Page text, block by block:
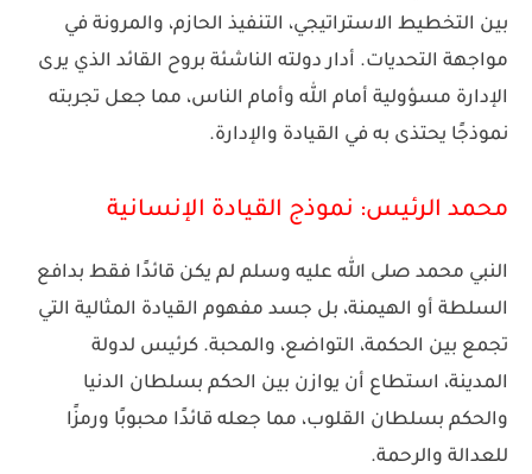
بين التخطيط الاستراتيجي، التنفيذ الحازم، والمرونة في
مواجهة التحديات. أدار دولته الناشئة بروح القائد الذي يرى
الإدارة مسؤولية أمام الله وأمام الناس، مما جعل تجربته
نموذجًا يحتذى به في القيادة والإدارة.
محمد الرئيس: نموذج القيادة الإنسانية
النبي محمد صلى الله عليه وسلم لم يكن قائدًا فقط بدافع
السلطة أو الهيمنة، بل جسد مفهوم القيادة المثالية التي
تجمع بين الحكمة، التواضع، والمحبة. كرئيس لدولة
المدينة، استطاع أن يوازن بين الحكم بسلطان الدنيا
والحكم بسلطان القلوب، مما جعله قائدًا محبوبًا ورمزًا
للعدالة والرحمة.